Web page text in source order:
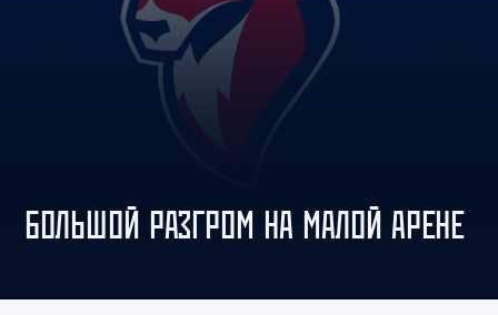
БОЛЬШОЙ РАЗГРОМ НА МАЛОЙ АРЕНЕ